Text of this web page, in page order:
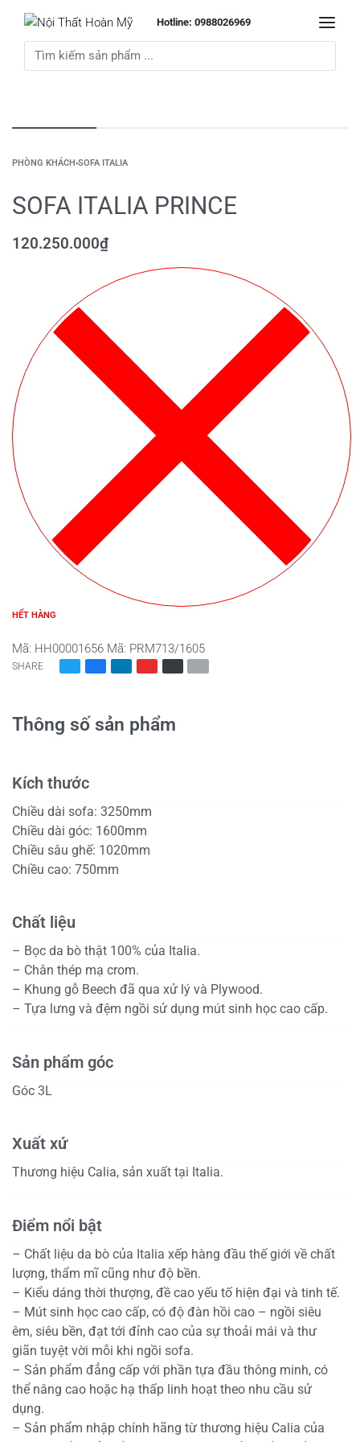
Hotline: 0988026969
PHÒNG KHÁCH›SOFA ITALIA
SOFA ITALIA PRINCE
120.250.000₫
HẾT HÀNG
Mã: HH00001656 Mã: PRM713/1605
SHARE
Thông số sản phẩm
Kích thước
Chiều dài sofa: 3250mm
Chiều dài góc: 1600mm
Chiều sâu ghế: 1020mm
Chiều cao: 750mm
Chất liệu
– Bọc da bò thật 100% của Italia.
– Chân thép mạ crom.
– Khung gỗ Beech đã qua xử lý và Plywood.
– Tựa lưng và đệm ngồi sử dụng mút sinh học cao cấp.
Sản phẩm góc
Góc 3L
Xuất xứ
Thương hiệu Calia, sản xuất tại Italia.
Điểm nổi bật
– Chất liệu da bò của Italia xếp hàng đầu thế giới về chất
lượng, thẩm mĩ cũng như độ bền.
– Kiểu dáng thời thượng, đề cao yếu tố hiện đại và tinh tế.
– Mút sinh học cao cấp, có độ đàn hồi cao – ngồi siêu
êm, siêu bền, đạt tới đỉnh cao của sự thoải mái và thư
giãn tuyệt vời mỗi khi ngồi sofa.
– Sản phẩm đẳng cấp với phần tựa đầu thông minh, có
thể nâng cao hoặc hạ thấp linh hoạt theo nhu cầu sử
dụng.
– Sản phẩm nhập chính hãng từ thương hiệu Calia của